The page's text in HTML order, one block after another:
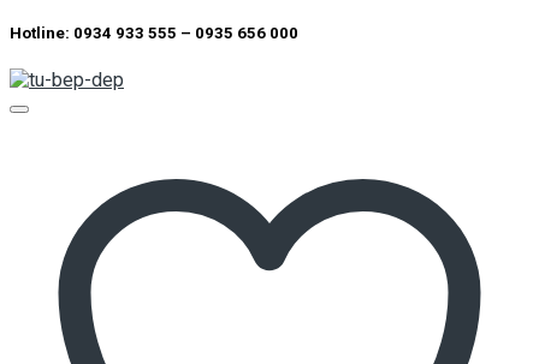
Hotline: 0934 933 555 – 0935 656 000